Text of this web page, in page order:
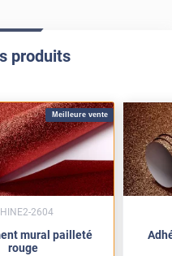
produits
Meilleure vente
mural pailleté
rouge
2604